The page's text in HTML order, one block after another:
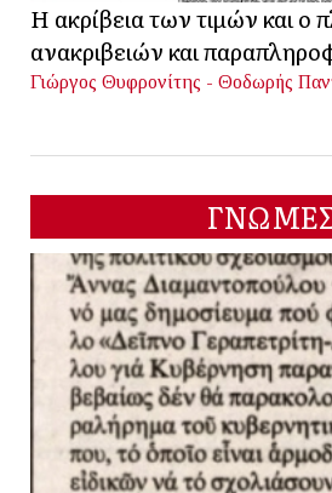
Η ακρίβεια των τιμών και ο
ανακριβειών και
Γιώργος Θυφρονίτης - Θοδωρής